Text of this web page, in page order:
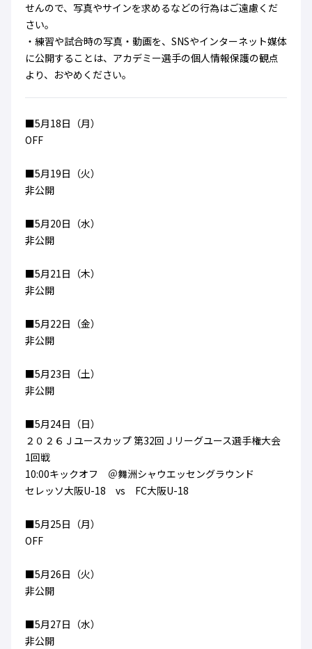
せんので、写真やサインを求めるなどの行為はご遠慮くだ
さい。
・練習や試合時の写真・動画を、SNSやインターネット媒体
に公開することは、アカデミー選手の個人情報保護の観点
より、おやめください。
■5月18日（月）
OFF
■5月19日（火）
非公開
■5月20日（水）
非公開
■5月21日（木）
非公開
■5月22日（金）
非公開
■5月23日（土）
非公開
■5月24日（日）
２０２６Ｊユースカップ 第32回Ｊリーグユース選手権大会
1回戦
10:00キックオフ ＠舞洲シャウエッセングラウンド
セレッソ大阪U-18 vs FC大阪U-18
■5月25日（月）
OFF
■5月26日（火）
非公開
■5月27日（水）
非公開